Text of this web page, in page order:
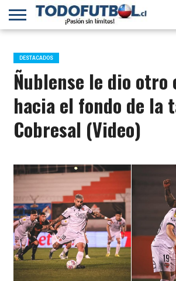
PRIMERA
B
SELECCIÓN
CHILENA
CHILENOS
EN EL
MUNDO
FÚTBOL
INTERNACIONAL
DESTACADOS
Ñublense le dio otro
hacia el fondo de la
Cobresal (Video)